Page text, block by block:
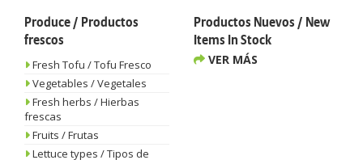
Produce / Productos
frescos
Fresh Tofu / Tofu Fresco
Vegetables / Vegetales
Fresh herbs / Hierbas
frescas
Fruits / Frutas
Lettuce types / Tipos de
Productos Nuevos / New
Items In Stock
VER MÁS